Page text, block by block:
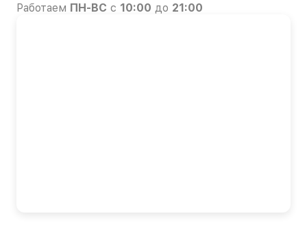
Работаем ПН-ВС с 10:00 до 21:00